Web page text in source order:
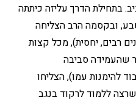
בתחילת הדרך עליזה כיתתה
ובקסמה הרב הצליחה
רבים, יחסית), מכל קצות
שהעמידה סביבה
להימנות עמו), הצליחו
ללמוד לרקוד בנגב